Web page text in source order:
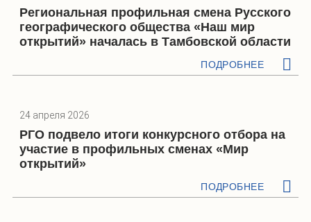
Региональная профильная смена Русского
географического общества «Наш мир
открытий» началась в Тамбовской области
ПОДРОБНЕЕ
24 апреля 2026
РГО подвело итоги конкурсного отбора на
участие в профильных сменах «Мир
открытий»
ПОДРОБНЕЕ